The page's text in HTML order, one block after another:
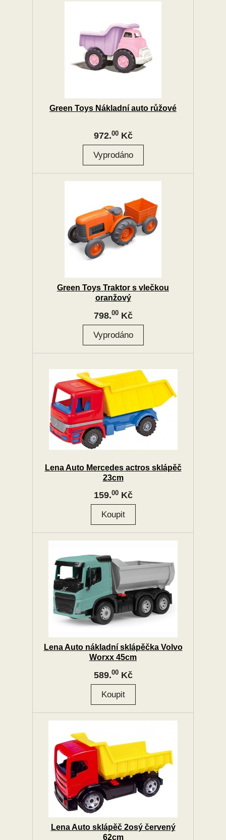
Green Toys Nákladní auto růžové
972.00Kč
Green Toys Traktor s vlečkou
oranžový
798.00Kč
Lena Auto Mercedes actros sklápěč
23cm
159.00Kč
Lena Auto nákladní sklápěčka Volvo
Worxx 45cm
589.00Kč
Lena Auto sklápěč 2osý červený
62cm